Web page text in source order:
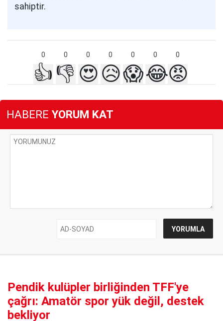
sahiptir.
0 0 0 0 0 0 0
👍 👎 😍😥😱😂😡
HABERE YORUM KAT
Pendik kulüpler birliğinden TFF'ye
çağrı: Amatör spor yük değil, destek
bekliyor